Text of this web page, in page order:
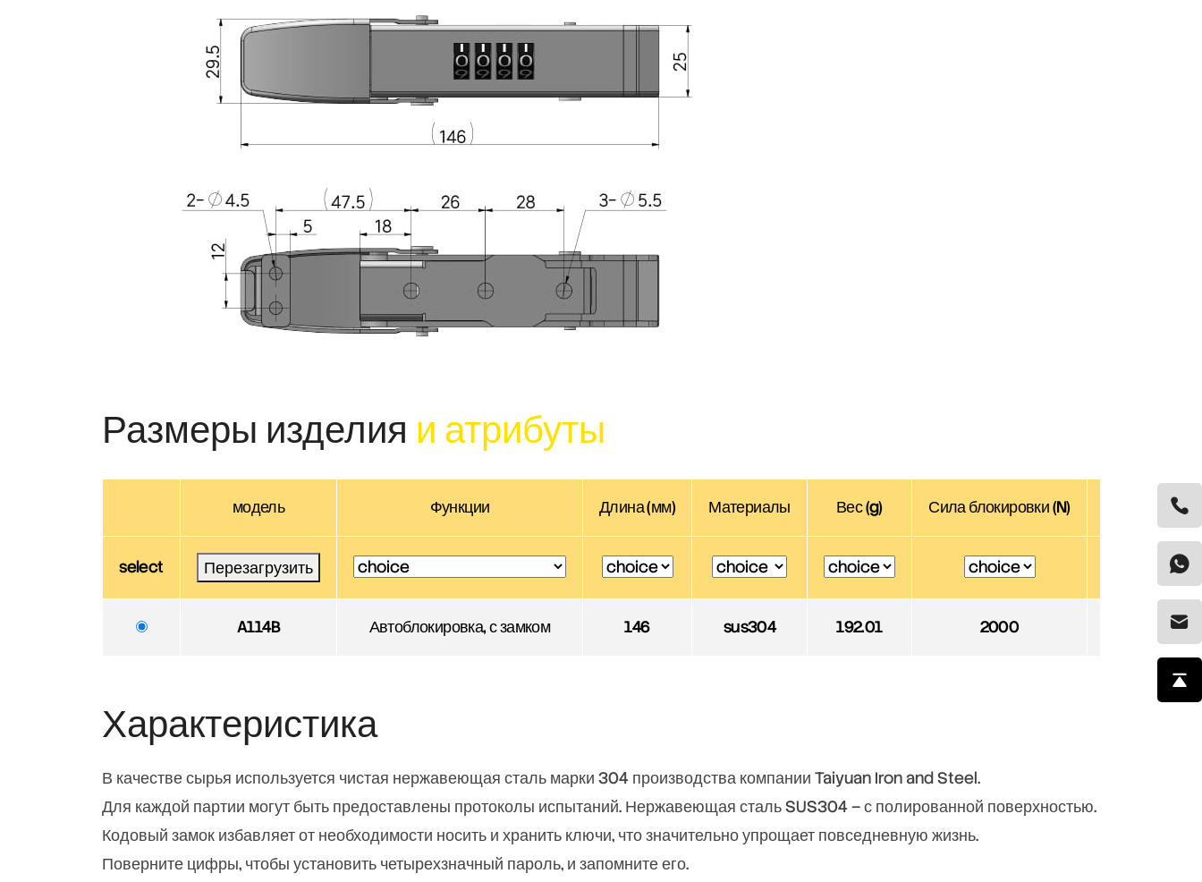
Размеры изделия и атрибуты
модель Функции Длина (мм) Материалы Вес (g) Сила блокировки (N) Предельная
select Перезагрузить
A114B Автоблокировка, с замком 146 sus304 192.01 2000
Характеристика
В качестве сырья используется чистая нержавеющая сталь марки 304 производства компании Taiyuan Iron and Steel.
Для каждой партии могут быть предоставлены протоколы испытаний. Нержавеющая сталь SUS304 – с полированной поверхностью.
Кодовый замок избавляет от необходимости носить и хранить ключи, что значительно упрощает повседневную жизнь.
Поверните цифры, чтобы установить четырехзначный пароль, и запомните его.